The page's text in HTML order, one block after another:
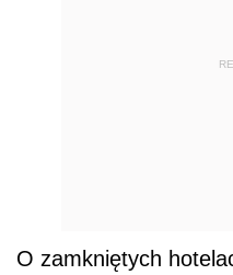
O zamkniętych